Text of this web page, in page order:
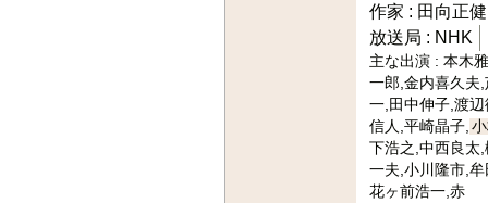
作家 : 田向正健
放送局 : NHK
主な出演 : 本木
一郎,金内喜久夫
一,田中伸子,渡
信人,平崎晶子,
下浩之,中西良太
一夫,小川隆市,
花ヶ前浩一,赤